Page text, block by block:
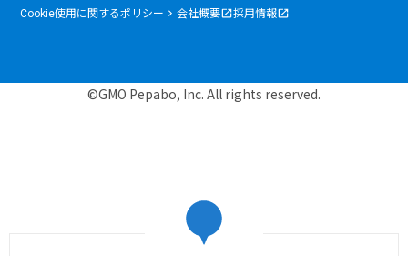
Cookie使用に関するポリシー
会社概要 採用情報
©GMO Pepabo, Inc. All rights reserved.